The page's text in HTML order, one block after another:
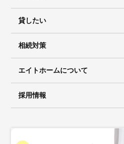
貸したい
相続対策
エイトホームについて
採用情報